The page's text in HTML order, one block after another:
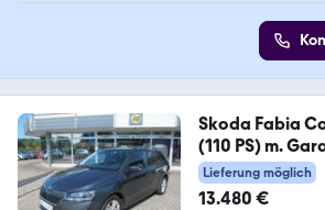
Skoda Fabia
(110 PS) m.
Lieferung möglich
13.480 €